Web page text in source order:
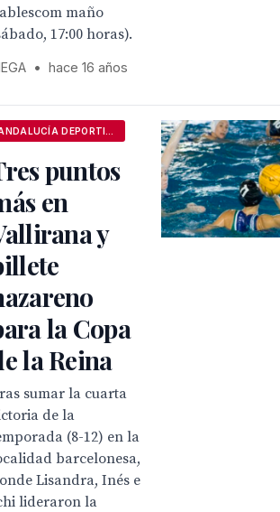
maño
17:00 horas).
• hace 16 años
puntos
en
y
la Copa
la Reina
sumar la cuarta
de la
(8-12) en la
barcelonesa,
Lisandra, Inés e
lideraron la